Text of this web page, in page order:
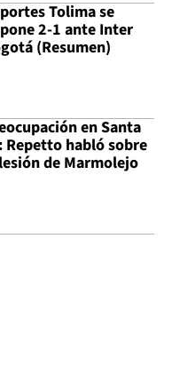
Tolima se
2-1 ante Inter
(Resumen)
en Santa
Repetto habló sobre
de Marmolejo